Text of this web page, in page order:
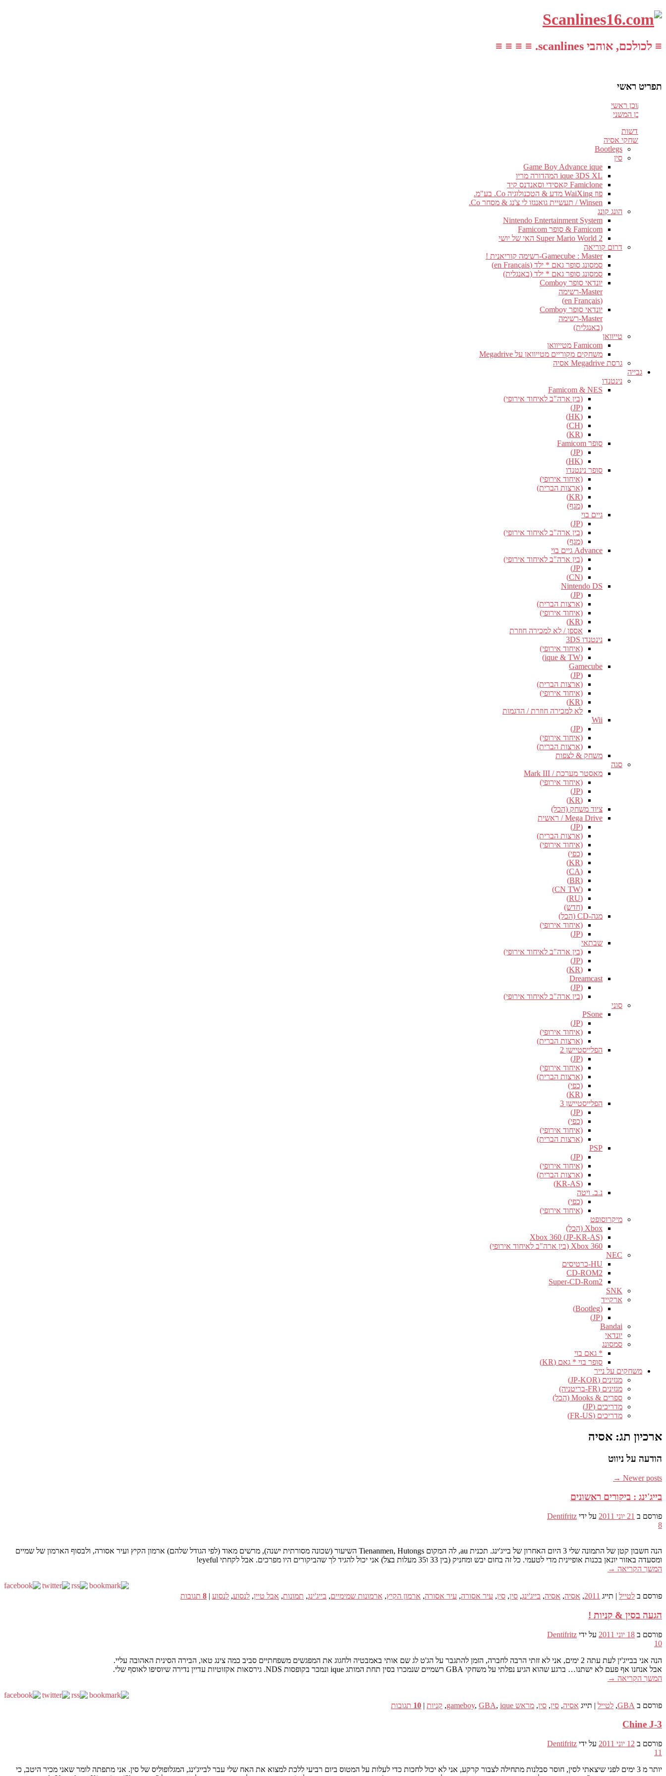
≡ לכולכם, אוהבי scanlines. ≡ ≡ ≡ ≡
תפריט ראשי
עבור לתוכן ראשי
דלג לתוכן המשני
חדשות
משחקי אסיה
Bootlegs
סין
Game Boy Advance ique
ique 3DS XL המהדורה מריו
Famiclone קאסידי וסאנדנס קיד
פוז WaiXing מדע & הטכנולוגיה Co. בע"מ.
Winsen / תעשיית גואנגזו לי צ'נג & מסחר Co.
הונג קונג
Nintendo Entertainment System
Famicom & סופר Famicom
Super Mario World 2 האי של יושי
דרום קוריאה
Gamecube : Master-רשימה קוריאנית !
סמסונג סופר גאם * ילד (en Français)
סמסונג סופר גאם * ילד (באנגלית)
יונדאי סופר Comboy
Master-רשימה
(en Français)
יונדאי סופר Comboy
Master-רשימה
(באנגלית)
טייוואן
Famicom מטייוואן
משחקים מקוריים מטייוואן על Megadrive
גרסת Megadrive אסיה
גבייה
נינטנדו
Famicom & NES
(בין ארה"ב לאיחוד אירופי)
(JP)
(HK)
(CH)
(KR)
סופר Famicom
(JP)
(HK)
סופר נינטנדו
(איחוד אירופי)
(ארצות הברית)
(KR)
(מגף)
גיים בוי
(JP)
(בין ארה"ב לאיחוד אירופי)
(מגף)
Advance גיים בוי
(בין ארה"ב לאיחוד אירופי)
(JP)
(CN)
Nintendo DS
(JP)
(ארצות הברית)
(איחוד אירופי)
(KR)
אספן / לא למכירה חוזרת
נינטנדו 3DS
(איחוד אירופי)
(ique & TW)
Gamecube
(JP)
(ארצות הברית)
(איחוד אירופי)
(KR)
לא למכירה חוזרת / הדגמות
Wii
(JP)
(איחוד אירופי)
(ארצות הברית)
משחק & לצפות
סגה
מאסטר מערכת / Mark III
(איחוד אירופי)
(JP)
(KR)
ציוד משחק (הכל)
Mega Drive / ראשית
(JP)
(ארצות הברית)
(איחוד אירופי)
(כפי)
(KR)
(CA)
(BR)
(CN TW)
(RU)
(חדש)
מגה-CD (הכל)
(איחוד אירופי)
(JP)
שבתאי
(בין ארה"ב לאיחוד אירופי)
(JP)
(KR)
Dreamcast
(JP)
(בין ארה"ב לאיחוד אירופי)
סוני
PSone
(JP)
(איחוד אירופי)
(ארצות הברית)
הפלייסטיישן 2
(JP)
(איחוד אירופי)
(ארצות הברית)
(כפי)
(KR)
הפלייסטיישן 3
(JP)
(כפי)
(איחוד אירופי)
(ארצות הברית)
PSP
(JP)
(איחוד אירופי)
(ארצות הברית)
(KR-AS)
נ.ב. ויטה
(כפי)
(איחוד אירופי)
מיקרוסופט
Xbox (הכל)
Xbox 360 (JP-KR-AS)
Xbox 360 (בין ארה"ב לאיחוד אירופי)
NEC
HU-כרטיסים
CD-ROM2
Super-CD-Rom2
SNK
ארקייד
(Bootleg)
(JP)
Bandai
יונדאי
סמסונג
* גאם בוי
סופר בוי * גאם (KR)
משחקים על נייר
מגזינים (JP-KOR)
מגזינים (FR-בריטניה)
ספרים & Mooks (הכל)
מדריכים (JP)
מדריכים (FR-US)
ארכיון תג: אסיה
הודעה על ניווט
Newer posts
→
בייג'ינג : ביקורים ראשונים
פורסם ב 21 יוני 2011 על ידי Dentifritz
8
הנה חשבון קטן של התמונה שלי 3 היום האחרון של בייג'ינג. תכנית au, לה המקום Tienanmen, Hutongs השיעור (שכונה מסורתית ישנה), מרשים מאוד (לפי הגודל שלהם) ארמון הקיץ ועיר אסורה, ולבסוף הארמון של שמיים
ומסעדה באזור יונאן בכנות אופיינית מדי לטעמי. כל זה בחום יבש ומחניק (בין 33 ו35 מעלות בצל) אני יכול להגיד לך שהביקורים היו מפרכים. אבל לקחתי eyeful!
המשך הקריאה →
פורסם ב לטייל | תייג 2011
, אסיה, אסיה, בייג'ינג, סין, סין, עיר אסורה, עיר אסורה, ארמון הקיץ, ארמונות שמימיים, בייג'ינג, תמונות, אבל טיין, לנסוע, לנסוע |
8 תגובות
הגעה בסין & קניות !
פורסם ב 18 יוני 2011 על ידי Dentifritz
10
הנה אני בבייג'ין לעת עתה 2 ימים, אני לא זזתי הרבה לחברה, הזמן להתגבר על הג'ט לג שם אותי באמבטיה ולחגוג את המפגשים משפחתיים סביב כמה צינג טאו, הבירה הסינית האהובה עליי.
אבל אנחנו אף פעם לא ישתנו… ברגע שהוא הגיע נפלתי על משחקי GBA רשמיים שנמכרו בסין תחת המותג ique ונמכר בקופסות NDS. גירסאות אקזוטיות עדיין נדירה שיוסיפו לאוסף שלי.
המשך הקריאה →
פורסם ב GBA
, לטייל | תייג אסיה, סין, סין, מראש gameboy , GBA, ique
, קניות |
10 תגובות
Chine J-3
פורסם ב 12 יוני 2011 על ידי Dentifritz
11
יותר מ 3 ימים לפני שיצאתי לסין, חוסר סבלנות מתחילה לצבור קרקע, אני לא יכול לחכות כדי לעלות על המטוס ביום רביעי ללכת למצוא את האח שלי עבר לבייג'ינג, המגלופוליס של סין. אני מתפתה לומר שאני מכיר היטב, כי